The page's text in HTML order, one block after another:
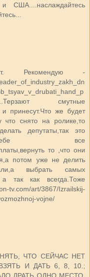
Рекомендую -
смутные
принесут.Что же будет
что снято на ролике,то
депутаты,так это
все
то ,что они
потом уже не делить
выбрать самых
а так как всегда.Тоже
art/3867/Izrailskij-
vojne/
ЧТО СЕЙЧАС НЕТ
И ДАТЬ 6, 8, 10.;